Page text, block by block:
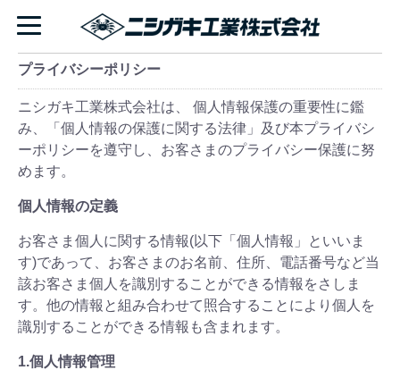
プライバシーポリシー
ニシガキ工業株式会社は、 個人情報保護の重要性に鑑
み、「個人情報の保護に関する法律」及び本プライバシ
ーポリシーを遵守し、お客さまのプライバシー保護に努
めます。
個人情報の定義
お客さま個人に関する情報(以下「個人情報」といいま
す)であって、お客さまのお名前、住所、電話番号など当
該お客さま個人を識別することができる情報をさしま
す。他の情報と組み合わせて照合することにより個人を
識別することができる情報も含まれます。
1.個人情報管理